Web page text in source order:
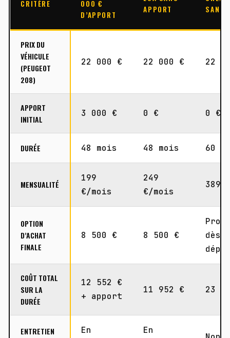
CRITÈRE
000 €
D’APPORT
APPORT
SANS
PRIX DU
VÉHICULE
(PEUGEOT
208)
22 000 € 22 000 € 22
APPORT
INITIAL
3 000 € 0 € 0 €
DURÉE 48 mois 48 mois 60
MENSUALITÉ
199
€/mois
249
€/mois
389
OPTION
D’ACHAT
FINALE
8 500 € 8 500 €
dès
COÛT TOTAL
SUR LA
DURÉE
12 552 €
+ apport
11 952 € 23
ENTRETIEN
En
En